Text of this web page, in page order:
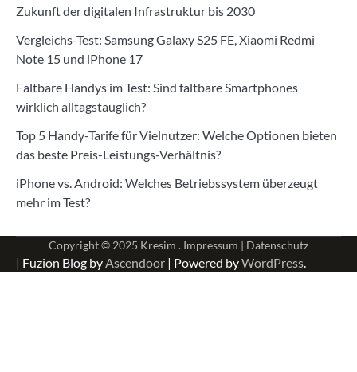
Zukunft der digitalen Infrastruktur bis 2030
Vergleichs-Test: Samsung Galaxy S25 FE, Xiaomi Redmi
Note 15 und iPhone 17
Faltbare Handys im Test: Sind faltbare Smartphones
wirklich alltagstauglich?
Top 5 Handy-Tarife für Vielnutzer: Welche Optionen bieten
das beste Preis-Leistungs-Verhältnis?
iPhone vs. Android: Welches Betriebssystem überzeugt
mehr im Test?
Copyright © 2025 Kresim . Impressum | Datenschutz
| Fuzion Blog byAscendoor | Powered byWordPress.